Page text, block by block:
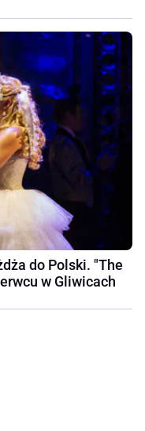
do Polski. "The
w Gliwicach